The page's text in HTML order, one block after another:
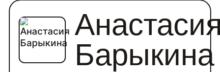
Рассылки).
Барыкина